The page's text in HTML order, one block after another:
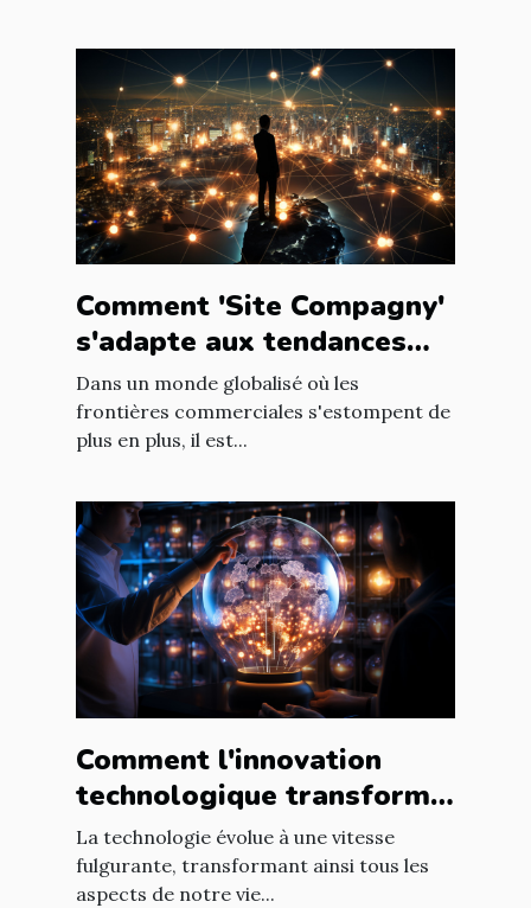
Comment 'Site Compagny'
s'adapte aux tendances
internationales du marché
en ligne
Dans un monde globalisé où les
frontières commerciales s'estompent de
plus en plus, il est...
Comment l'innovation
technologique transforme
les entreprises à l'échelle
mondiale
La technologie évolue à une vitesse
fulgurante, transformant ainsi tous les
aspects de notre vie...